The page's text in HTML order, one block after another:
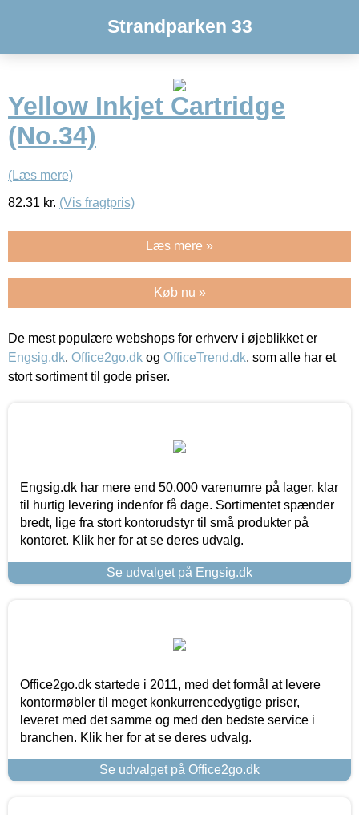
Strandparken 33
Yellow Inkjet Cartridge
(No.34)
(Læs mere)
82.31 kr. (Vis fragtpris)
Læs mere »
Køb nu »
De mest populære webshops for erhverv i øjeblikket er
Engsig.dk, Office2go.dk og OfficeTrend.dk, som alle har et
stort sortiment til gode priser.
Engsig.dk har mere end 50.000 varenumre på lager, klar
til hurtig levering indenfor få dage. Sortimentet spænder
bredt, lige fra stort kontorudstyr til små produkter på
kontoret. Klik her for at se deres udvalg.
Se udvalget på Engsig.dk
Office2go.dk startede i 2011, med det formål at levere
kontormøbler til meget konkurrencedygtige priser,
leveret med det samme og med den bedste service i
branchen. Klik her for at se deres udvalg.
Se udvalget på Office2go.dk